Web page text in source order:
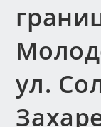
ул.